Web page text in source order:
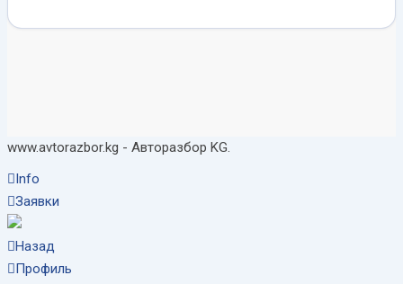
www.avtorazbor.kg - Авторазбор KG.
Info
Заявки
Назад
Профиль